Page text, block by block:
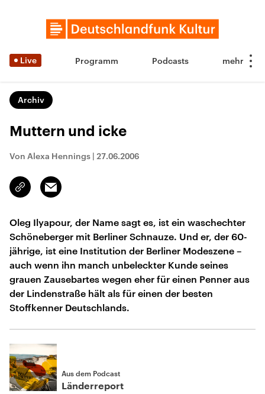
Live Programm Podcasts
Archiv
Muttern und icke
Von Alexa Hennings | 27.06.2006
Link
kopieren/teilen
Email
Oleg Ilyapour, der Name sagt es, ist ein waschechter
Schöneberger mit Berliner Schnauze. Und er, der 60-
jährige, ist eine Institution der Berliner Modeszene –
auch wenn ihn manch unbeleckter Kunde seines
grauen Zausebartes wegen eher für einen Penner aus
der Lindenstraße hält als für einen der besten
Stoffkenner Deutschlands.
Aus dem Podcast
Länderreport